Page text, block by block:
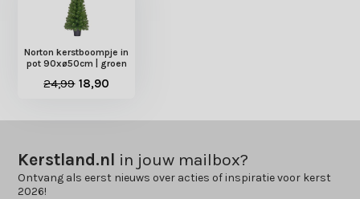
Norton kerstboompje in
pot 90xø50cm | groen
24,99 18,90
Kerstland.nl in jouw mailbox?
Ontvang als eerst nieuws over acties of inspiratie voor kerst
2026!